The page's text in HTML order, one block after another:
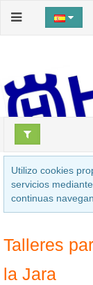
Utilizo cookies
servicios
continuas
Talleres
la Jara